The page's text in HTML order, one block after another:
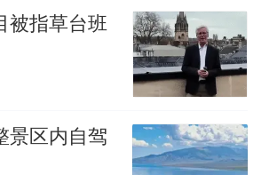
被指草台班
景区内自驾